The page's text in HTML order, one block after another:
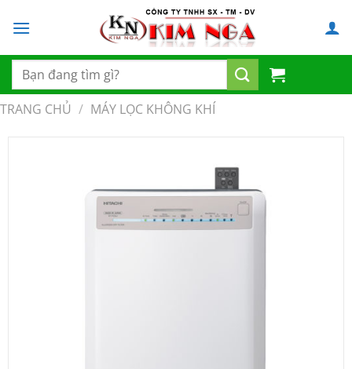
đến
dung
Tìm
kiếm:
TRANG CHỦ / MÁY LỌC KHÔNG KHÍ